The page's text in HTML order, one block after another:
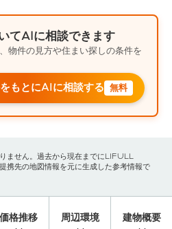
てAIに相談できます
物件の見方や住まい探しの条件を
もとにAIに相談する 無料
ません。過去から現在までにLIFULL
携先の地図情報を元に生成した参考情報で
価格推移 周辺環境 建物概要